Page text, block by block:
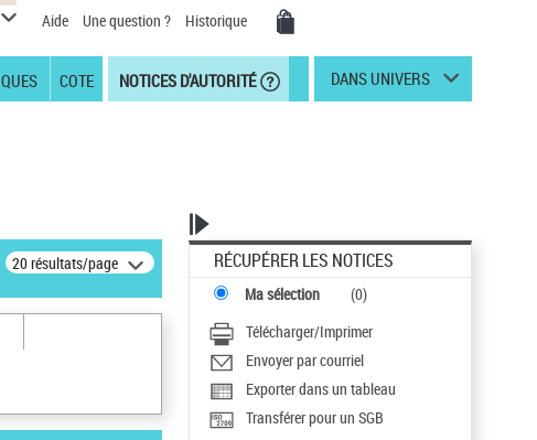
Aide Une question ? Historique
COTE NOTICES D'AUTORITÉ DANS UNIVERS
20 résultats/page RÉCUPÉRER LES NOTICES
Ma sélection (0)
Télécharger/Imprimer
Envoyer par courriel
Exporter dans un tableau
Transférer pour un SGB